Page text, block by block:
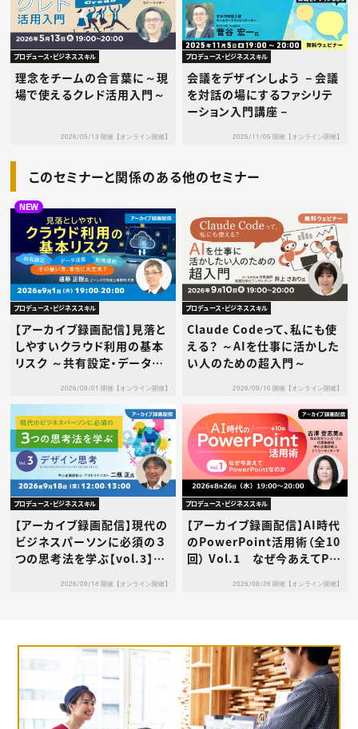
プロデュース・ビジネススキル
理念をチームの合言葉に～現
場で使えるクレド活用入門～
2026/05/13 開催【オンライン開催】
プロデュース・ビジネススキル
会議をデザインしよう －会議
を対話の場にするファシリテ
ーション入門講座－
2025/11/05 開催【オンライン開催】
このセミナーと関係のある他のセミナー
NEW
プロデュース・ビジネススキル
【アーカイブ録画配信】見落と
しやすいクラウド利用の基本
リスク ～共有設定・データ送
当に大丈夫？～2026/09/01 開催【オンライン開催】
プロデュース・ビジネススキル
Claude Codeって、私にも使
える？ ～AIを仕事に活かした
い人のための超入門～
2026/09/10 開催【オンライン開催】
プロデュース・ビジネススキル
【アーカイブ録画配信】現代の
ビジネスパーソンに必須の３
つの思考法を学ぶ【vol.3】デ
2026/09/18 開催【オンライン開催】
プロデュース・ビジネススキル
【アーカイブ録画配信】AI時代
のPowerPoint活用術（全10
回） Vol.1 なぜ今あえてPo
2026/08/26 開催【オンライン開催】